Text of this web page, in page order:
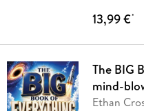
13,99 €*
The BIG
mind-
Ethan